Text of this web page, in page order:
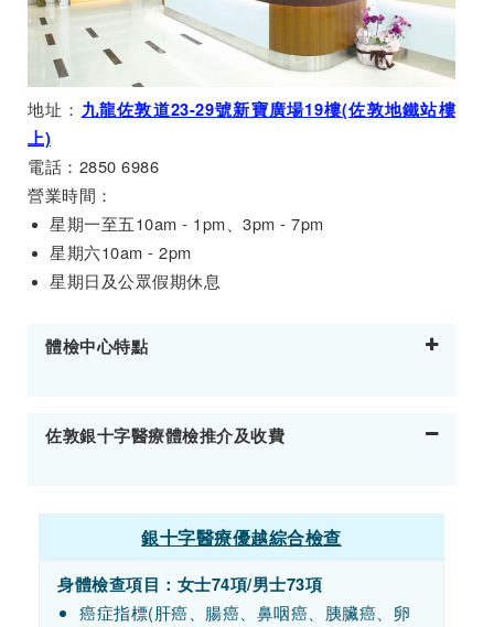
地址： 九龍佐敦道23-29號新寶廣場19樓(佐敦地鐵站樓
上)
電話：2850 6986
營業時間：
星期一至五10am - 1pm、3pm - 7pm
星期六10am - 2pm
星期日及公眾假期休息
體檢中心特點
佐敦銀十字醫療體檢推介及收費
銀十字醫療優越綜合檢查
身體檢查項目：女士74項/男士73項
癌症指標(肝癌、腸癌、鼻咽癌、胰臟癌、卵